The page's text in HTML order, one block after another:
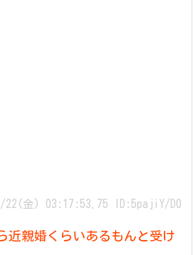
22(金) 03:17:53.75 ID:5pajiY/D0
近親婚くらいあるもんと受け